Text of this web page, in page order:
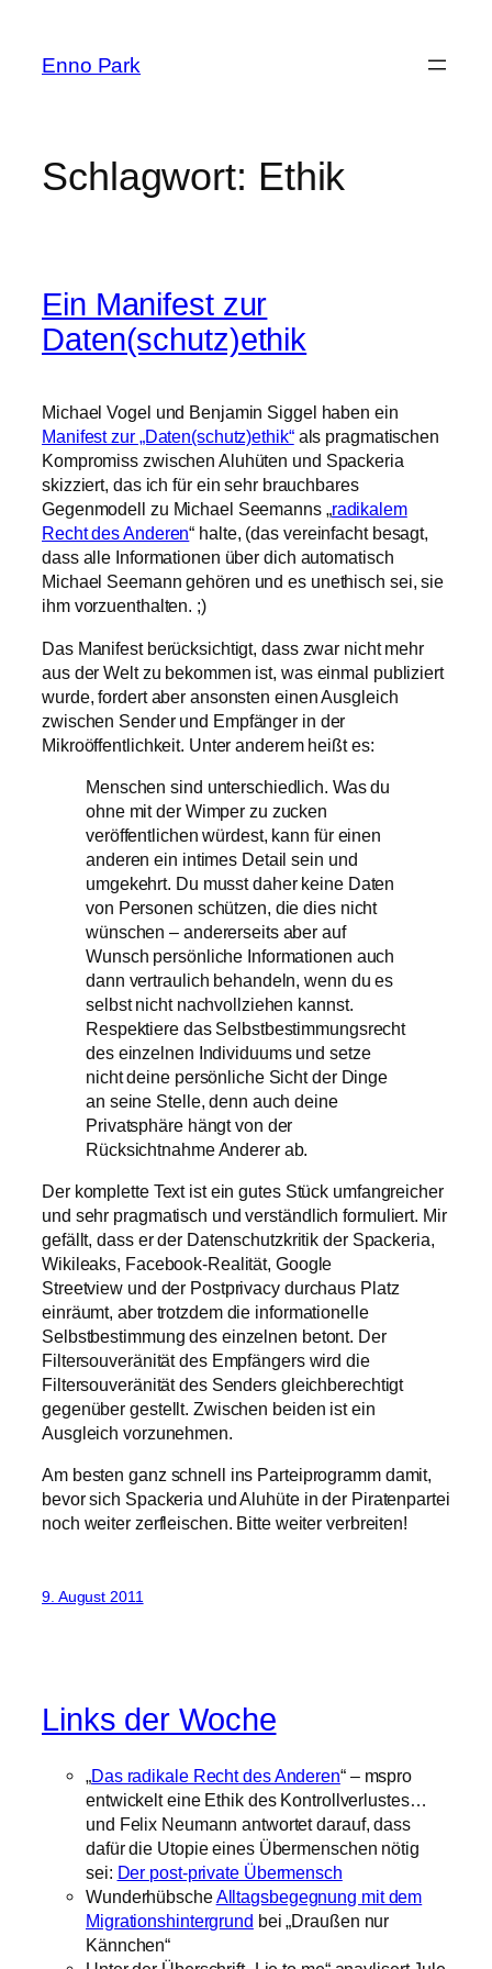
springen
Enno Park
Schlagwort: Ethik
Ein Manifest zur
Daten(schutz)ethik
Michael Vogel und Benjamin Siggel haben ein
Manifest zur „Daten(schutz)ethik“als pragmatischen
Kompromiss zwischen Aluhüten und Spackeria
skizziert, das ich für ein sehr brauchbares
Gegenmodell zu Michael Seemanns „radikalem
Recht des Anderen“ halte, (das vereinfacht besagt,
dass alle Informationen über dich automatisch
Michael Seemann gehören und es unethisch sei, sie
ihm vorzuenthalten. ;)
Das Manifest berücksichtigt, dass zwar nicht mehr
aus der Welt zu bekommen ist, was einmal publiziert
wurde, fordert aber ansonsten einen Ausgleich
zwischen Sender und Empfänger in der
Mikroöffentlichkeit. Unter anderem heißt es:
Menschen sind unterschiedlich. Was du
ohne mit der Wimper zu zucken
veröffentlichen würdest, kann für einen
anderen ein intimes Detail sein und
umgekehrt. Du musst daher keine Daten
von Personen schützen, die dies nicht
wünschen – andererseits aber auf
Wunsch persönliche Informationen auch
dann vertraulich behandeln, wenn du es
selbst nicht nachvollziehen kannst.
Respektiere das Selbstbestimmungsrecht
des einzelnen Individuums und setze
nicht deine persönliche Sicht der Dinge
an seine Stelle, denn auch deine
Privatsphäre hängt von der
Rücksichtnahme Anderer ab.
Der komplette Text ist ein gutes Stück umfangreicher
und sehr pragmatisch und verständlich formuliert. Mir
gefällt, dass er der Datenschutzkritik der Spackeria,
Wikileaks, Facebook-Realität, Google
Streetview und der Postprivacy durchaus Platz
einräumt, aber trotzdem die informationelle
Selbstbestimmung des einzelnen betont. Der
Filtersouveränität des Empfängers wird die
Filtersouveränität des Senders gleichberechtigt
gegenüber gestellt. Zwischen beiden ist ein
Ausgleich vorzunehmen.
Am besten ganz schnell ins Parteiprogramm damit,
bevor sich Spackeria und Aluhüte in der Piratenpartei
noch weiter zerfleischen. Bitte weiter verbreiten!
9. August 2011
Links der Woche
„Das radikale Recht des Anderen“ – mspro
entwickelt eine Ethik des Kontrollverlustes…
und Felix Neumann antwortet darauf, dass
dafür die Utopie eines Übermenschen nötig
sei: Der post-private Übermensch
WunderhübscheAlltagsbegegnung mit dem
Migrationshintergrund bei „Draußen nur
Kännchen“